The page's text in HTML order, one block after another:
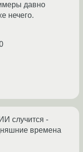
давно
нечего.
случится -
времена